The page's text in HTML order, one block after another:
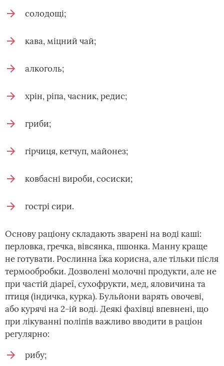
солодощі;
кава, міцний чай;
алкоголь;
хрін, ріпа, часник, редис;
гриби;
гірчиця, кетчуп, майонез;
ковбасні вироби, сосиски;
гострі сири.
Основу раціону складають зварені на воді каші:
перловка, гречка, вівсянка, пшонка. Манну краще
не готувати. Рослинна їжа корисна, але тільки після
термообробки. Дозволені молочні продукти, але не
при частій діареї, сухофрукти, мед, яловичина та
птиця (індичка, курка). Бульйони варять овочеві,
або курячі на 2-ій воді. Деякі фахівці впевнені, що
при лікуванні поліпів важливо вводити в раціон
регулярно:
рибу;